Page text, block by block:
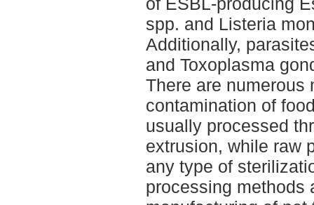
spp. and Listeria
Additionally,
and Toxoplasma
There are numerous
contamination of
usually processed
extrusion, while raw
any type of
processing methods